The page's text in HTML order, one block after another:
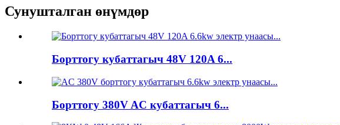
Сунушталган өнүмдөр
Борттогу кубаттагыч 48V 120A 6...
Борттогу 380V AC кубаттагыч 6...